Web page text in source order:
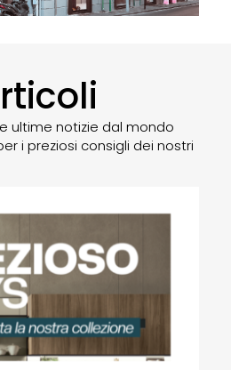
ultime notizie dal mondo
i preziosi consigli dei nostri